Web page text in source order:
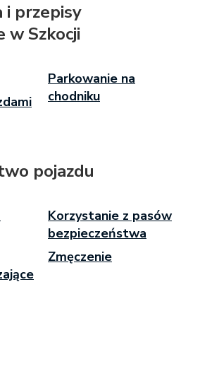
i przepisy
w Szkocji
Parkowanie na
chodniku
pojazdu
Korzystanie z pasów
bezpieczeństwa
Zmęczenie